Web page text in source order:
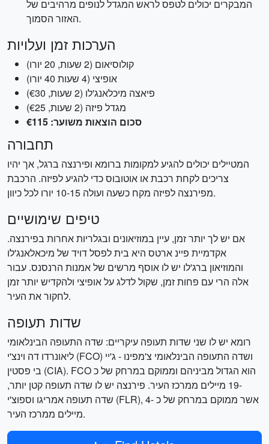
המבקרים יכולים לטפס לראש המגדל לנופים מרהיבים של
האזור הסמוך.
הערכות זמן ועלויות
קולוסיאום (2 שעות, 20 יורו)
אופיצי (4 שעות 40 יורו)
פיאצה מיכלאנג'לו (2 שעות, €30)
מגדל פיזה (2 שעות, €25)
סכום הוצאות משוער: €115
תחבורה
המטיילים יכולים להגיע למקומות ברומא ופירנצה ברגל, אך יהיו
צריכים לקחת רכבת או אוטובוס כדי להגיע לפיזה. הרכבת
מפירנצה לפיזה מקח כשעה ועולה 10-15 יורו לכל כיוון.
טיפים שימושיים
אם יש לך יותר זמן, עיין במוזיאונים ובגלריות אחרות בפירנצה.
אקדמיית פיינ ארטס היא בית לפסל דויד של מיכאלאנג'לו
והמוזיאון ברג'לו יש לו אוסף מרשים של אמנות הרנסנס. עבור
אלה הרי עם פחות זמן, שקול לדלג על אופיצי ולהקדיש יותר זמן
לחקור את העיר.
שדות תעופה
רומא יש לו שני שדות תעופה עיקריים: שדה התעופה הבינלאומי
ליאונרדו דה וינצ'י (FCO) ושדה התעופה הבינלאומי צ'מפינו - ג'יי
בי פסטין (CIA). FCO הוא הגדול מביניהם וממוקם במרחק של כ
-19 מיילים ממרכז העיר. פירנצה יש לו שדה תעופה קטן יותר,
שדה תעופה אמריגו וספוצ'י (FLR), אשר ממוקם במרחק של כ -4
מיילים ממרכז העיר.